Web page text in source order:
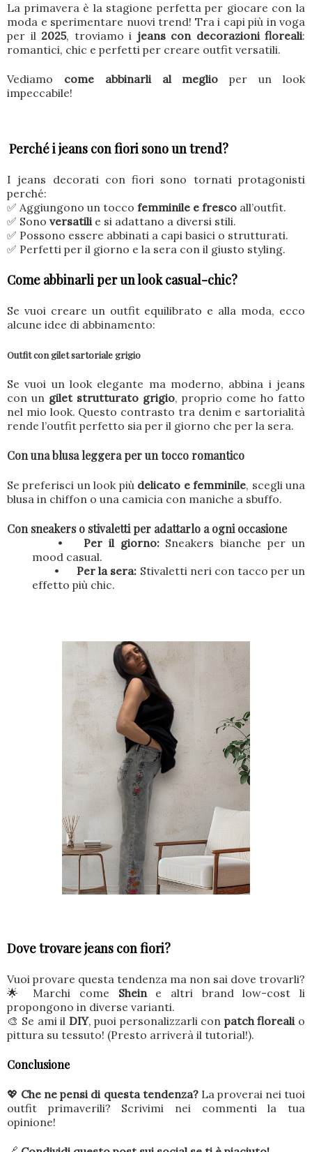
La primavera è la stagione perfetta per giocare con la
moda e sperimentare nuovi trend! Tra i capi più in voga
per il 2025, troviamo i jeans con decorazioni floreali:
romantici, chic e perfetti per creare outfit versatili.
Vediamo come abbinarli al meglio per un look
impeccabile!
Perché i jeans con fiori sono un trend?
I jeans decorati con fiori sono tornati protagonisti
perché:
✅ Aggiungono un tocco femminile e fresco all’outfit.
✅ Sono versatilie si adattano a diversi stili.
✅ Possono essere abbinati a capi basici o strutturati.
✅ Perfetti per il giorno e la sera con il giusto styling.
Come abbinarli per un look casual-chic?
Se vuoi creare un outfit equilibrato e alla moda, ecco
alcune idee di abbinamento:
Outfit con gilet sartoriale grigio
Se vuoi un look elegante ma moderno, abbina i jeans
con un gilet strutturato grigio, proprio come ho fatto
nel mio look. Questo contrasto tra denim e sartorialità
rende l’outfit perfetto sia per il giorno che per la sera.
Con una blusa leggera per un tocco romantico
Se preferisci un look più delicato e femminile, scegli una
blusa in chiffon o una camicia con maniche a sbuffo.
Con sneakers o stivaletti per adattarlo a ogni occasione
• Per il giorno:Sneakers bianche per un
mood casual.
•
Per la sera: Stivaletti neri con tacco per un
effetto più chic.
Dove trovare jeans con fiori?
Vuoi provare questa tendenza ma non sai dove trovarli?
🌟 Marchi come Sheine altri brand low-cost li
propongono in diverse varianti.
🎨 Se ami il DIY, puoi personalizzarli con patch florealio
pittura su tessuto! (Presto arriverà il tutorial!).
Conclusione
💖 Che ne pensi di questa tendenza?La proverai nei tuoi
outfit primaverili? Scrivimi nei commenti la tua
opinione!